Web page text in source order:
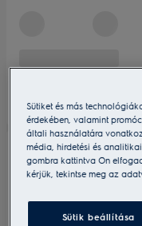
Sütiket és más
érdekében, valamint
általi használatára
média, hirdetési és
gombra kattintva Ön
kérjük, tekintse meg az
Sütik beállítása